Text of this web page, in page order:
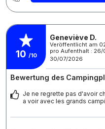
10 /10
Geneviève D.
Veröffentlicht am
pro Aufenthalt :
30/07/2026
Bewertung des
Je ne regrette pas d'avoir
a voir avec les grands